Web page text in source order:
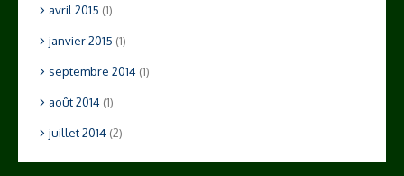
avril 2015 (1)
janvier 2015 (1)
septembre 2014 (1)
août 2014 (1)
juillet 2014 (2)